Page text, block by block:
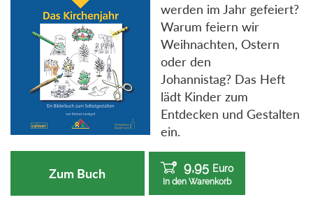
werden im Jahr gefeiert?
Warum feiern wir
Weihnachten, Ostern
oder den
Johannistag? Das Heft
lädt Kinder zum
Entdecken und Gestalten
ein.
Zum Buch 9,95 Euro
In den Warenkorb